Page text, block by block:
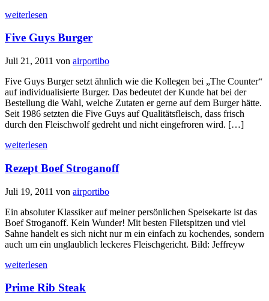
weiterlesen
Five Guys Burger
Juli 21, 2011 von airportibo
Five Guys Burger setzt ähnlich wie die Kollegen bei „The Counter“
auf individualisierte Burger. Das bedeutet der Kunde hat bei der
Bestellung die Wahl, welche Zutaten er gerne auf dem Burger hätte.
Seit 1986 setzten die Five Guys auf Qualitätsfleisch, dass frisch
durch den Fleischwolf gedreht und nicht eingefroren wird. […]
weiterlesen
Rezept Boef Stroganoff
Juli 19, 2011 von airportibo
Ein absoluter Klassiker auf meiner persönlichen Speisekarte ist das
Boef Stroganoff. Kein Wunder! Mit besten Filetspitzen und viel
Sahne handelt es sich nicht nur m ein einfach zu kochendes, sondern
auch um ein unglaublich leckeres Fleischgericht. Bild: Jeffreyw
weiterlesen
Prime Rib Steak